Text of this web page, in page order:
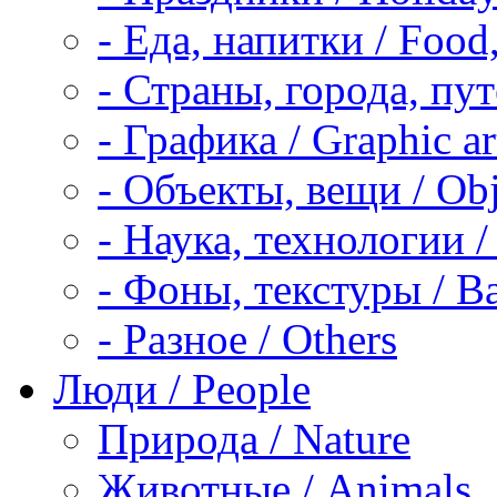
- Еда, напитки /
- Страны, города,
- Графика / Graphic
- Объекты, вещи /
- Наука, технологии
- Фоны, текстуры /
- Разное / Others
Люди / People
Природа / Nature